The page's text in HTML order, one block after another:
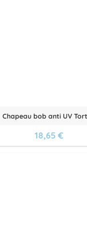
Chapeau bob anti UV
18,65 €